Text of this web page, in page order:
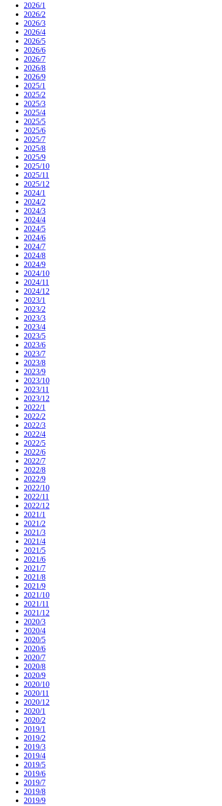
2026/1
2026/2
2026/3
2026/4
2026/5
2026/6
2026/7
2026/8
2026/9
2025/1
2025/2
2025/3
2025/4
2025/5
2025/6
2025/7
2025/8
2025/9
2025/10
2025/11
2025/12
2024/1
2024/2
2024/3
2024/4
2024/5
2024/6
2024/7
2024/8
2024/9
2024/10
2024/11
2024/12
2023/1
2023/2
2023/3
2023/4
2023/5
2023/6
2023/7
2023/8
2023/9
2023/10
2023/11
2023/12
2022/1
2022/2
2022/3
2022/4
2022/5
2022/6
2022/7
2022/8
2022/9
2022/10
2022/11
2022/12
2021/1
2021/2
2021/3
2021/4
2021/5
2021/6
2021/7
2021/8
2021/9
2021/10
2021/11
2021/12
2020/3
2020/4
2020/5
2020/6
2020/7
2020/8
2020/9
2020/10
2020/11
2020/12
2020/1
2020/2
2019/1
2019/2
2019/3
2019/4
2019/5
2019/6
2019/7
2019/8
2019/9